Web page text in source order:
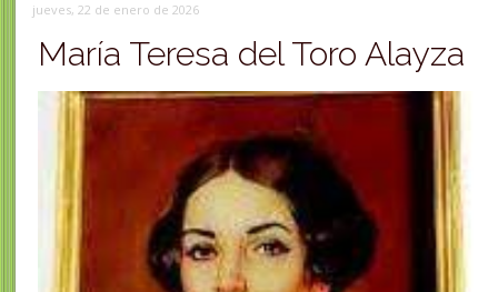
jueves, 22 de enero de 2026
María Teresa del Toro Alayza